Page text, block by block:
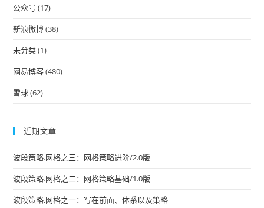
公众号 (17)
新浪微博(38)
未分类(1)
网易博客(480)
雪球(62)
近期文章
波段策略.网格之三：网格策略进阶/2.0版
波段策略.网格之二：网格策略基础/1.0版
波段策略.网格之一：写在前面、体系以及策略